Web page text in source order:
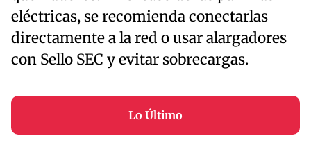
eléctricas, se recomienda conectarlas
directamente a la red o usar alargadores
con Sello SEC y evitar sobrecargas.
Lo Último